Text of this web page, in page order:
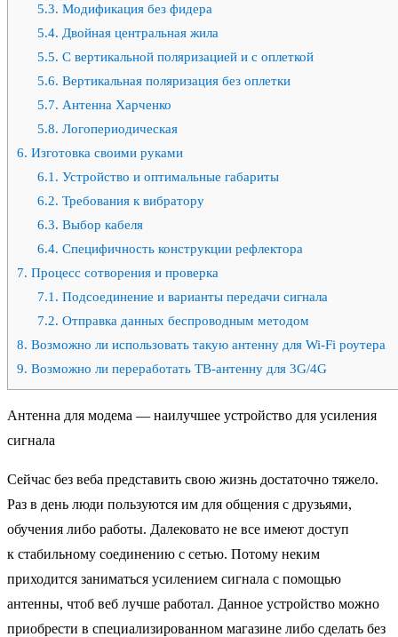
5.3. Модификация без фидера
5.4. Двойная центральная жила
5.5. С вертикальной поляризацией и с оплеткой
5.6. Вертикальная поляризация без оплетки
5.7. Антенна Харченко
5.8. Логопериодическая
6. Изготовка своими руками
6.1. Устройство и оптимальные габариты
6.2. Требования к вибратору
6.3. Выбор кабеля
6.4. Специфичность конструкции рефлектора
7. Процесс сотворения и проверка
7.1. Подсоединение и варианты передачи сигнала
7.2. Отправка данных беспроводным методом
8. Возможно ли использовать такую антенну для Wi-Fi роутера
9. Возможно ли переработать ТВ-антенну для 3G/4G
Антенна для модема — наилучшее устройство для усиления
сигнала
Сейчас без веба представить свою жизнь достаточно тяжело.
Раз в день люди пользуются им для общения с друзьями,
обучения либо работы. Далековато не все имеют доступ
к стабильному соединению с сетью. Потому неким
приходится заниматься усилением сигнала с помощью
антенны, чтоб веб лучше работал. Данное устройство можно
приобрести в специализированном магазине либо сделать без